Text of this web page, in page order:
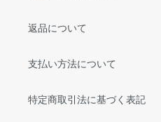
返品について
支払い方法について
特定商取引法に基づく表記